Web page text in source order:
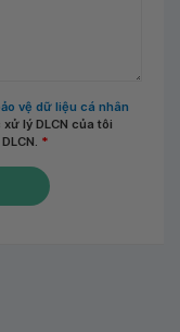
vệ dữ liệu cá nhân
lý DLCN của tôi
*